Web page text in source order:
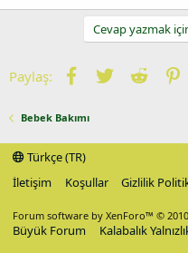
Cevap yazmak
Paylaş: Facebook
TwitterReddit
Bebek Bakımı
Türkçe (TR)
İletişim
Koşullar Gizlilik
Forum software by XenForo™ ©
Büyük Forum Kalabalık